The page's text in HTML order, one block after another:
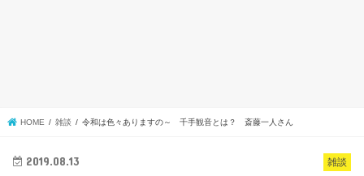
HOME 雑談 令和は色々ありますの～ 千手観音とは？ 斎藤一人さん
雑談
2019.08.13